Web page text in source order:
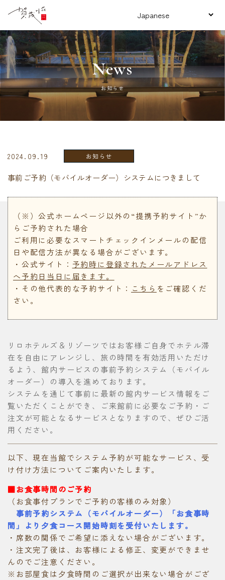
News
お知らせ
2024.09.19 お知らせ
事前ご予約（モバイルオーダー）システムにつきまして
（※）公式ホームページ以外の“提携予約サイト”か
らご予約された場合
ご利用に必要なスマートチェックインメールの配信
日や配信方法が異なる場合がございます。
・公式サイト： 予約時に登録されたメールアドレス
へ予約日当日に届きます。
・その他代表的な予約サイト： こちら をご確認くだ
さい。
リロホテルズ＆リゾーツではお客様ご自身でホテル滞
在を自由にアレンジし、旅の時間を有効活用いただけ
るよう、館内サービスの事前予約システム（モバイル
オーダー）の導入を進めております。
システムを通じて事前に最新の館内サービス情報をご
覧いただくことができ、ご来館前に必要なご予約・ご
注文が可能となるサービスとなりますので、ぜひご活
用ください。
以下、現在当館でシステム予約が可能なサービス、受
け付け方法についてご案内いたします。
■お食事時間のご予約
（お食事付プランでご予約の客様のみ対象）
事前予約システム（モバイルオーダー）「お食事時
間」より夕食コース開始時刻を受付いたします。
・席数の関係でご希望に添えない場合がございます。
・注文完了後は、お客様による修正、変更ができませ
んのでご注意ください。
※お部屋食は夕食時間のご選択が出来ない場合がござ